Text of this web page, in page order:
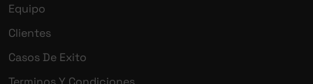
Equipo
Clientes
Casos De Exito